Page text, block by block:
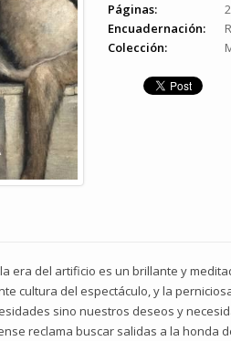
Páginas:
Encuadernación:
Colección:
era del artificio es un brillante y
cultura del espectáculo, y la
sino nuestros deseos y
reclama buscar salidas a la honda